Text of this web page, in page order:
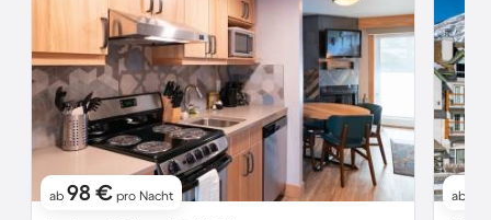
ab 98 € pro Nacht ab